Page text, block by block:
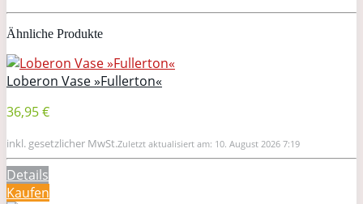
Ähnliche Produkte
Loberon Vase »Fullerton«
36,95 €
inkl. gesetzlicher MwSt.Zuletzt aktualisiert am: 10. August 2026 7:19
Details
Kaufen